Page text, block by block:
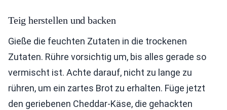
Teig herstellen und backen
Gieße die feuchten Zutaten in die trockenen
Zutaten. Rühre vorsichtig um, bis alles gerade so
vermischt ist. Achte darauf, nicht zu lange zu
rühren, um ein zartes Brot zu erhalten. Füge jetzt
den geriebenen Cheddar-Käse, die gehackten